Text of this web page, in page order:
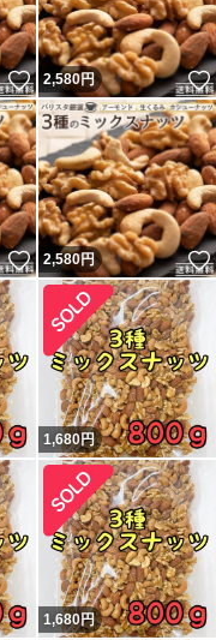
いいね！
2,580円
いいね！
2,580円
1,680円
1,680円